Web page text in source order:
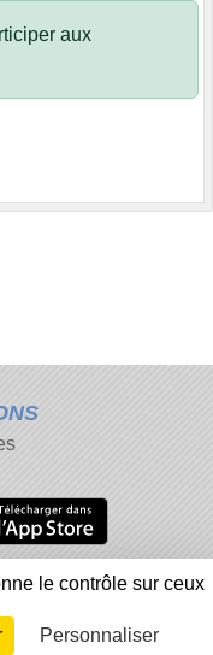
aux
cookies
inapproprié
Connexion
le contrôle sur ceux
Personnaliser